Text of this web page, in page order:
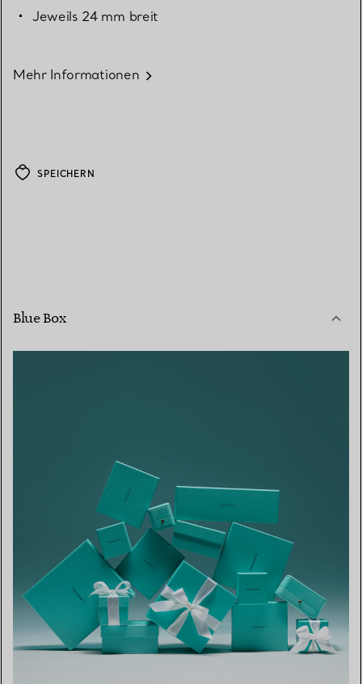
Jeweils 24 mm breit
Mehr Informationen
SPEICHERN
Blue Box